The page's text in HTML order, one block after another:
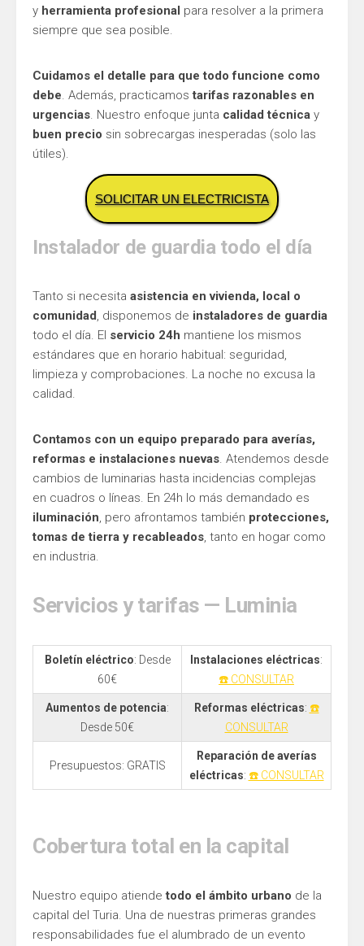
y herramienta profesional para resolver a la primera
siempre que sea posible.
Cuidamos el detalle para que todo funcione como
debe. Además, practicamostarifas razonables en
urgencias. Nuestro enfoque junta calidad técnica y
buen precio sin sobrecargas inesperadas (solo las
útiles).
SOLICITAR UN ELECTRICISTA
Instalador de guardia todo el día
Tanto si necesita asistencia en vivienda, local o
comunidad, disponemos de instaladores de guardia
todo el día. El servicio 24h mantiene los mismos
estándares que en horario habitual: seguridad,
limpieza y comprobaciones. La noche no excusa la
calidad.
Contamos con un equipo preparado para averías,
reformas e instalaciones nuevas. Atendemos desde
cambios de luminarias hasta incidencias complejas
en cuadros o líneas. En 24h lo más demandado es
iluminación, pero afrontamos también protecciones,
tomas de tierra y recableados, tanto en hogar como
en industria.
Servicios y tarifas — Luminia
Boletín eléctrico: Desde
60€
Instalaciones eléctricas:
☎️ CONSULTAR
Aumentos de potencia:
Desde 50€
Reformas eléctricas: ☎️
CONSULTAR
Presupuestos: GRATIS
Reparación de averías
eléctricas: ☎️ CONSULTAR
Cobertura total en la capital
Nuestro equipo atiendetodo el ámbito urbano de la
capital del Turia. Una de nuestras primeras grandes
responsabilidades fue el alumbrado de un evento